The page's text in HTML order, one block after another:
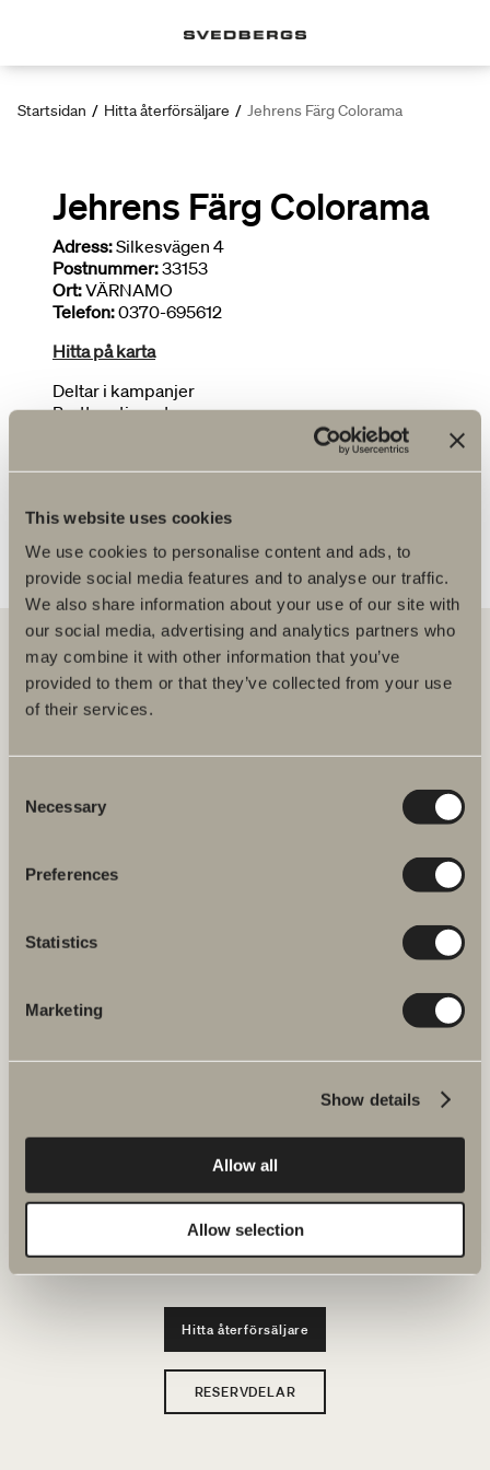
This website uses cookies
We use cookies to personalise content and ads, to
provide social media features and to analyse our traffic.
We also share information about your use of our site with
our social media, advertising and analytics partners who
may combine it with other information that you’ve
provided to them or that they’ve collected from your use
of their services.
Selection
Necessary
Preferences
Statistics
Marketing
Show details
Allow all
Allow selection
Startsidan / Hitta återförsäljare / Jehrens Färg Colorama
Jehrens Färg Colorama
Adress:Silkesvägen 4
Postnummer:33153
Ort:VÄRNAMO
Telefon:0370-695612
Hitta på karta
Deltar i kampanjer
Brett sortiment
Hos oss hittar du allt för hela badrummet. Från badrumsmöbler,
tvättställ och blandare till duschar, badkar, handdukstorkar och WC.
514 60 Dalstorp
Ritverktyg
Hållbarhet
Badrumsinspiration
Hitta återförsäljare
RESERVDELAR